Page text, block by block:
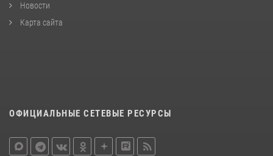
Новости
Карта сайта
ОФИЦИАЛЬНЫЕ СЕТЕВЫЕ РЕСУРСЫ